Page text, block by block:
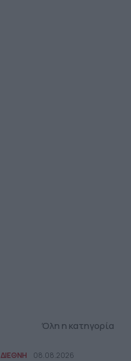
Όλη η κατηγορία
ΔΙΕΘΝΗ 08.08.2026